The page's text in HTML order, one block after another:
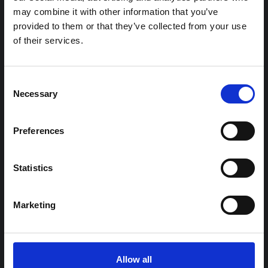
may combine it with other information that you’ve
provided to them or that they’ve collected from your use
of their services.
Selection
Necessary
Preferences
Statistics
Marketing
Allow all
ملاحظة سياقية حول تفشي إيبولا بونديبوغيو
حاليًا بتفشي فيروس إيبولا بوندييبوغيو. لا تتناول المذكرة مباشرة
السياق العام الذي تعمل فيه جهات...
هال للعلوم المفتوحة
توجيهات
توصيات: التخليق السريع لدروس العلوم